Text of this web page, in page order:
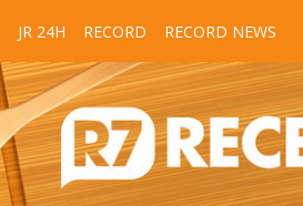
JR 24H RECORD RECORD NEWS